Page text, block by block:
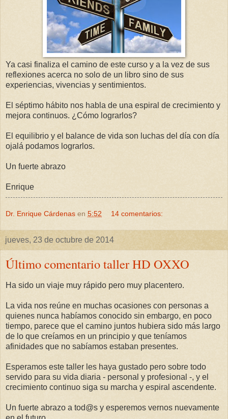
Ya casi finaliza el camino de este curso y a la vez de sus
reflexiones acerca no solo de un libro sino de sus
experiencias, vivencias y sentimientos.
El séptimo hábito nos habla de una espiral de crecimiento y
mejora continuos. ¿Cómo lograrlos?
El equilibrio y el balance de vida son luchas del día con día
ojalá podamos lograrlos.
Un fuerte abrazo
Enrique
Dr. Enrique Cárdenas en 5:52 14 comentarios:
jueves, 23 de octubre de 2014
Último comentario taller HD OXXO
Ha sido un viaje muy rápido pero muy placentero.
La vida nos reúne en muchas ocasiones con personas a
quienes nunca habíamos conocido sin embargo, en poco
tiempo, parece que el camino juntos hubiera sido más largo
de lo que creíamos en un principio y que teníamos
afinidades que no sabíamos estaban presentes.
Esperamos este taller les haya gustado pero sobre todo
servido para su vida diaria - personal y profesional -, y el
crecimiento continuo siga su marcha y espiral ascendente.
Un fuerte abrazo a tod@s y esperemos vernos nuevamente